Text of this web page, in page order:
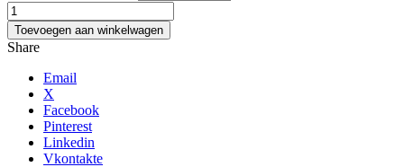
Bakwagen
geremd
3
meter
aantal
Toevoegen aan winkelwagen
Share
Email
X
Facebook
Pinterest
Linkedin
Vkontakte